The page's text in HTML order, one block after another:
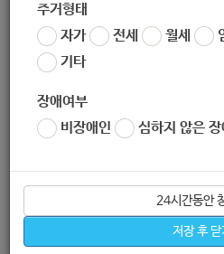
주거형태
자가
전세 월세
기타
장애여부
비장애인
심하지 않은 장
24시간동안
저장 후 닫
서울시 노원구 수락산로 214, 구립